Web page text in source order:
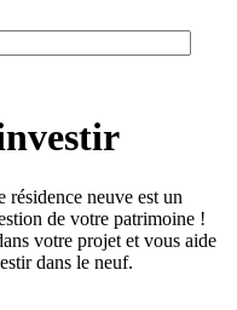
résidence neuve est un
de votre patrimoine !
votre projet et vous aide
dans le neuf.